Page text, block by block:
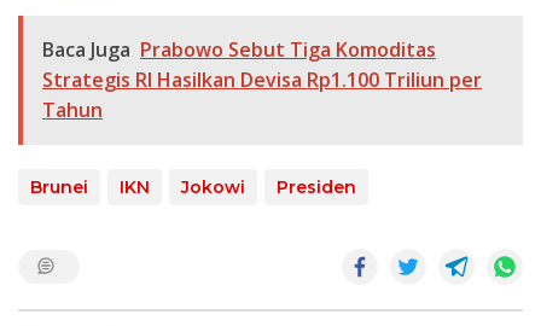
s
A
b
o
t ar
e
Baca Juga Prabowo Sebut Tiga Komoditas
Strategis RI Hasilkan Devisa Rp1.100 Triliun per
Tahun
Brunei IKN Jokowi Presiden